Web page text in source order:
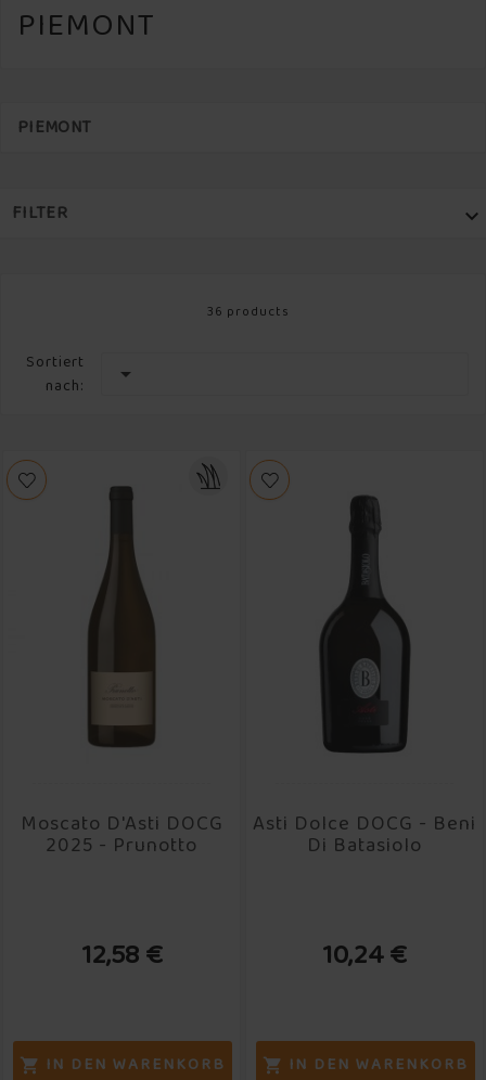
PIEMONT
PIEMONT
FILTER 
REBSORTEN
ALKOHOLGEHALT
FLASCHENGRÖSSE
36 products
Sortiert
nach:

Moscato D'Asti DOCG
2025 - Prunotto
12,58 €
 IN DEN WARENKORB
Asti Dolce DOCG - Beni
Di Batasiolo
10,24 €
 IN DEN WARENKORB